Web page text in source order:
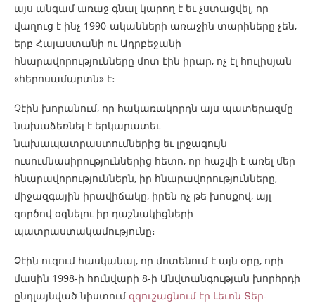
այս անգամ առաջ գնալ կարող է եւ չստացվել, որ
վաղուց է ինչ 1990-ականների առաջին տարիները չեն,
երբ Հայաստանի ու Ադրբեջանի
հնարավորությունները մոտ էին իրար, ոչ էլ հուլիսյան
«հերոսամարտն» է։
Չէին խորանում, որ հակառակորդն այս պատերազմը
նախաձեռնել է երկարատեւ
նախապատրաստումներից եւ լրջագույն
ուսումնասիրություններից հետո, որ հաշվի է առել մեր
հնարավորություններն, իր հնարավորությունները,
միջազգային իրավիճակը, իրեն ոչ թե խոսքով, այլ
գործով օգնելու իր դաշնակիցների
պատրաստակամությունը։
Չէին ուզում հասկանալ, որ մոտենում է այն օրը, որի
մասին 1998-ի հունվարի 8-ի Անվտանգության խորհրդի
ընդլայնված նիստում զգուշացնում էր Լեւոն Տեր-